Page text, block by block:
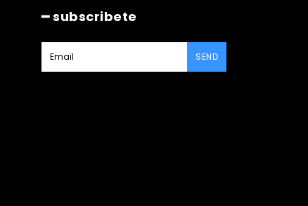
━ subscribete
SEND